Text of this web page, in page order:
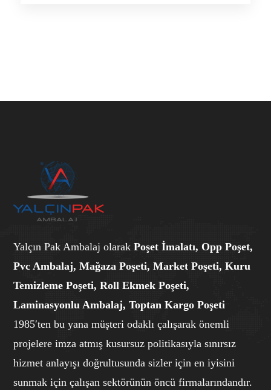
Yalçın Pak Ambalaj olarakPoşet İmalatı, Opp Poşet,
Pvc Ambalaj, Mağaza Poşeti, Market Poşeti, Kuru
Temizleme Poşeti, Roll Ekmek Poşeti,
Laminasyonlu Ambalaj, Toptan Kargo Poşeti
1985′ten bu yana müşteri odaklı çalışarak önemli
projelere imza atmış kusursuz politikasıyla sınırsız
hizmet anlayışı doğrultusunda sizler için en iyisini
sunmak için çalışan sektörünün öncü firmalarındandır.